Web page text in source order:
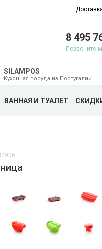
8 495
Позвоните
SILAMPOS
Кухонная посуда из Португалии
ВАННАЯ И ТУАЛЕТ